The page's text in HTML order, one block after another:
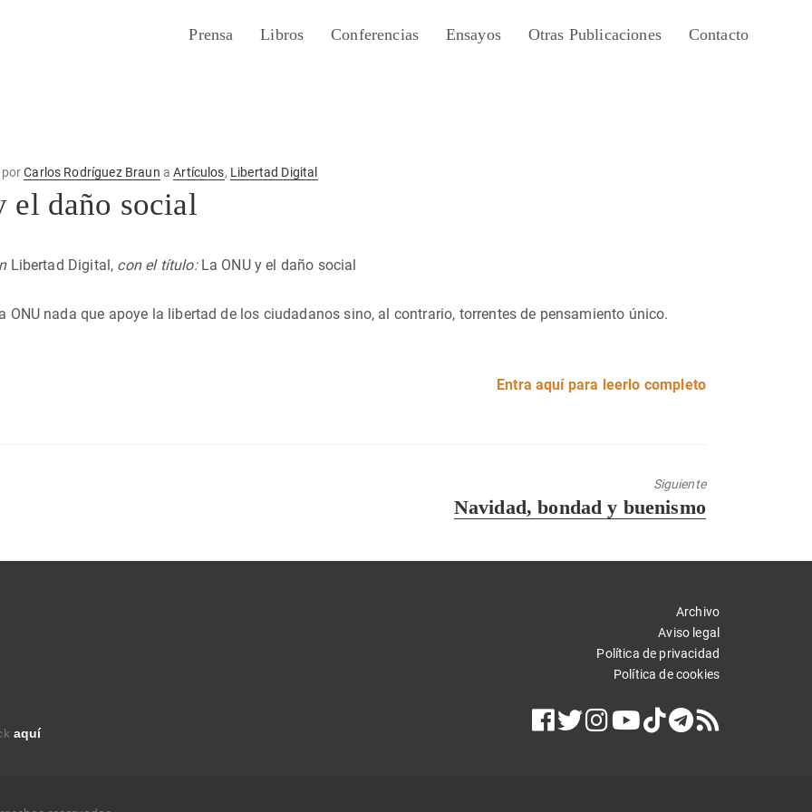
Prensa Libros Conferencias Ensayos Otras Publicaciones Contacto
porCarlos Rodríguez Braun aArtículos, Libertad Digital
el daño social
Libertad Digital, con el título:La ONU y el daño social
ONU nada que apoye la libertad de los ciudadanos sino, al contrario, torrentes de pensamiento único.
Entra aquí para leerlo completo
Siguiente
Entrada
Navidad, bondad y buenismo
aquí
Archivo
Aviso legal
Política de privacidad
Política de cookies